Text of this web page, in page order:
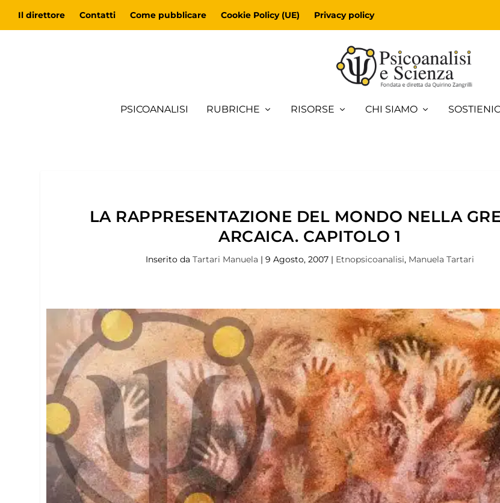
Il direttore Contatti Come pubblicare Cookie Policy (UE) Privacy policy
PSICOANALISI RUBRICHE RISORSE CHI SIAMO
LA RAPPRESENTAZIONE DEL MONDO NELLA
ARCAICA. CAPITOLO 1
Inserito da Tartari Manuela | 9 Agosto, 2007| Etnopsicoanalisi, Manuela Tartari